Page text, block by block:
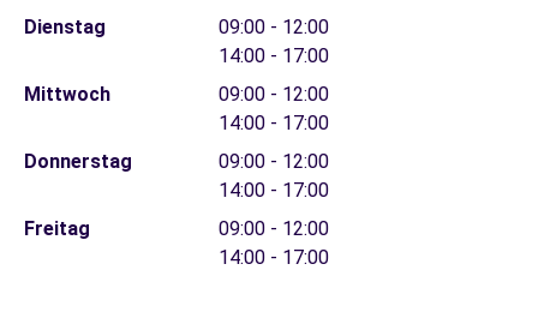
Dienstag
09:00 - 12:00
14:00 - 17:00
Mittwoch
09:00 - 12:00
14:00 - 17:00
Donnerstag
09:00 - 12:00
14:00 - 17:00
Freitag
09:00 - 12:00
14:00 - 17:00